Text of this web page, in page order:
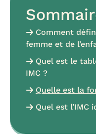
Comment
femme et de
Quel est le
IMC ?
Quelle est la
Quel est l’IMC